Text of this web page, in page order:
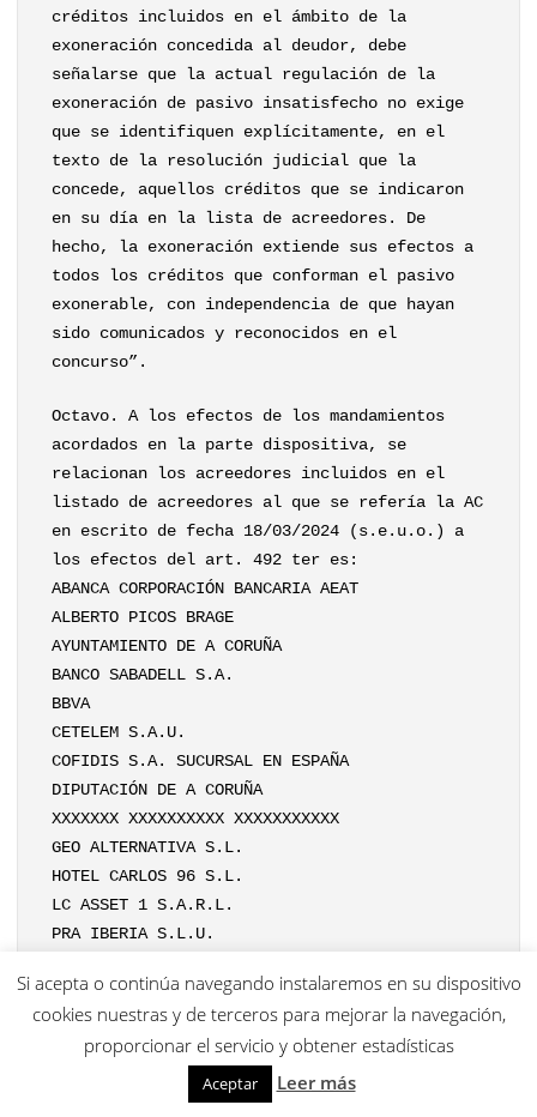
créditos incluidos en el ámbito de la
exoneración concedida al deudor, debe
señalarse que la actual regulación de la
exoneración de pasivo insatisfecho no exige
que se identifiquen explícitamente, en el
texto de la resolución judicial que la
concede, aquellos créditos que se indicaron
en su día en la lista de acreedores. De
hecho, la exoneración extiende sus efectos a
todos los créditos que conforman el pasivo
exonerable, con independencia de que hayan
sido comunicados y reconocidos en el
concurso”.
Octavo. A los efectos de los mandamientos
acordados en la parte dispositiva, se
relacionan los acreedores incluidos en el
listado de acreedores al que se refería la AC
en escrito de fecha 18/03/2024 (s.e.u.o.) a
los efectos del art. 492 ter es:
ABANCA CORPORACIÓN BANCARIA AEAT
ALBERTO PICOS BRAGE
AYUNTAMIENTO DE A CORUÑA
BANCO SABADELL S.A.
BBVA
CETELEM S.A.U.
COFIDIS S.A. SUCURSAL EN ESPAÑA
DIPUTACIÓN DE A CORUÑA
XXXXXXX XXXXXXXXXX XXXXXXXXXXX
GEO ALTERNATIVA S.L.
HOTEL CARLOS 96 S.L.
LC ASSET 1 S.A.R.L.
PRA IBERIA S.L.U.
PARTE DISPOSITIVA
Debo declarar y declaro la conclusión del
concurso de Don XXXXXXX XXXXXXXXXX
XXXXXXXXXXX, con NIF. nº XXXXXXXXXX,
declarado por auto de este juzgado, de fecha
Si acepta o continúa navegando instalaremos en su dispositivo
cookies nuestras y de terceros para mejorar la navegación,
proporcionar el servicio y obtener estadísticas
Aceptar Leer más